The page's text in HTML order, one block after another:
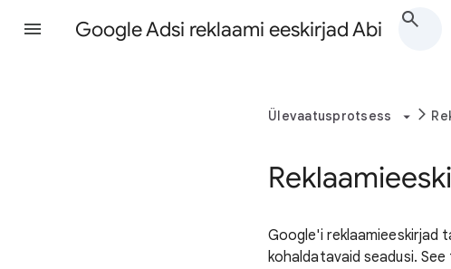
Google Adsi reklaami eeskirjad Abi
Ülevaatusprotsess
Google'i reklaamieeskirjad
kohaldatavaid seadusi.